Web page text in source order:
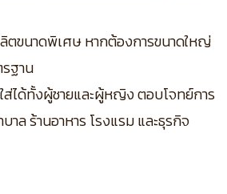
ตขนาดพิเศษ หากต้องการขนาดใหญ่
ฐาน
ส่ได้ทั้งผู้ชายและผู้หญิง ตอบโจทย์การ
บาล ร้านอาหาร โรงแรม และธุรกิจ